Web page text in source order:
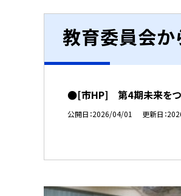
教育委員会か
●[市HP] 第4期未来をつ
公開日 2026/04/01 更新日